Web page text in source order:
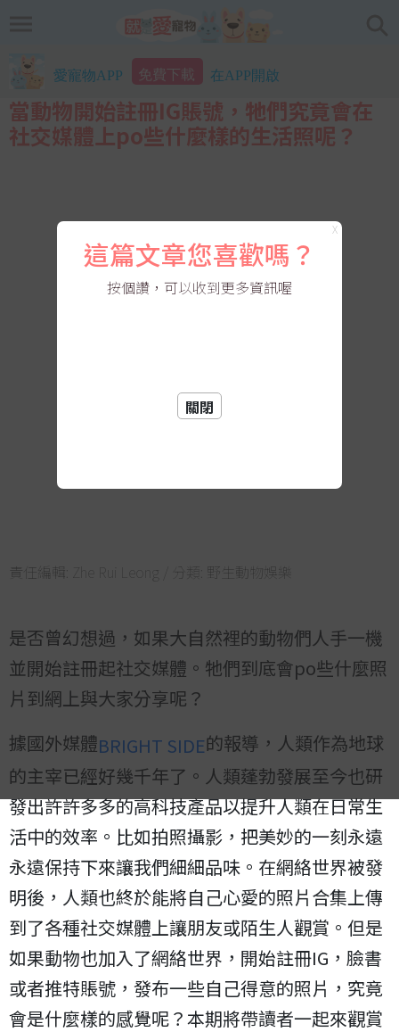
愛寵物APP 免費下載 在APP開啟
當動物開始註冊IG賬號，牠們究竟會在
社交媒體上po些什麼樣的生活照呢？
責任編輯: Zhe Rui Leong / 分類: 野生動物娛樂
是否曾幻想過，如果大自然裡的動物們人手一機
並開始註冊起社交媒體。牠們到底會po些什麼照
片到網上與大家分享呢？
據國外媒體BRIGHT SIDE的報導，人類作為地球
的主宰已經好幾千年了。人類蓬勃發展至今也研
發出許許多多的高科技產品以提升人類在日常生
活中的效率。比如拍照攝影，把美妙的一刻永遠
永遠保持下來讓我們細細品味。在網絡世界被發
明後，人類也終於能將自己心愛的照片合集上傳
到了各種社交媒體上讓朋友或陌生人觀賞。但是
如果動物也加入了網絡世界，開始註冊IG，臉書
或者推特賬號，發布一些自己得意的照片，究竟
會是什麼樣的感覺呢？本期將帶讀者一起來觀賞
X
這篇文章您喜歡嗎？
按個讚，可以收到更多資訊喔
關閉